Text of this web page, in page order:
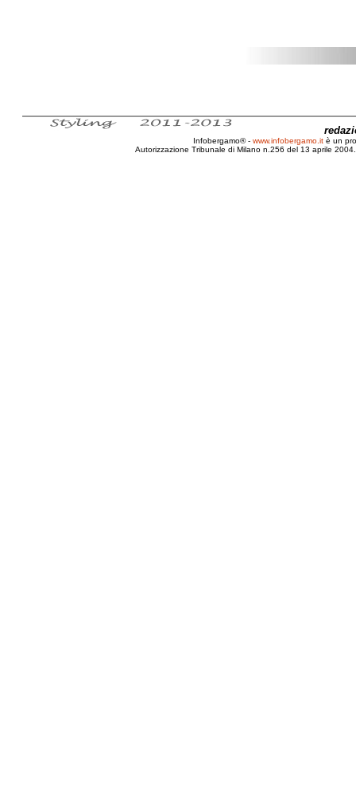
Infobergamo® - www.infobergamo.it è un
Autorizzazione Tribunale di Milano n.256 del 13 aprile